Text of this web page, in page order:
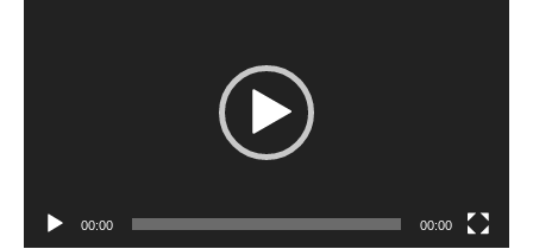
00:00 00:00